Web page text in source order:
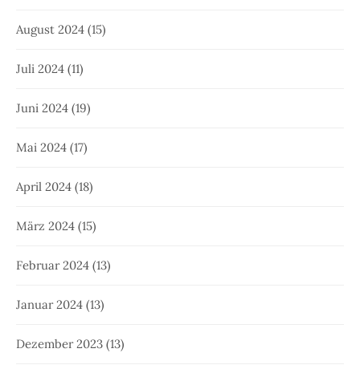
August 2024 (15)
Juli 2024 (11)
Juni 2024 (19)
Mai 2024 (17)
April 2024 (18)
März 2024 (15)
Februar 2024 (13)
Januar 2024 (13)
Dezember 2023 (13)